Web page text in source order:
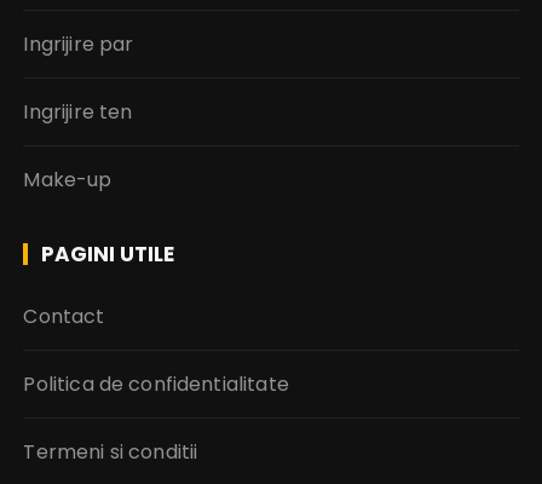
Ingrijire par
Ingrijire ten
Make-up
PAGINI UTILE
Contact
Politica de confidentialitate
Termeni si conditii